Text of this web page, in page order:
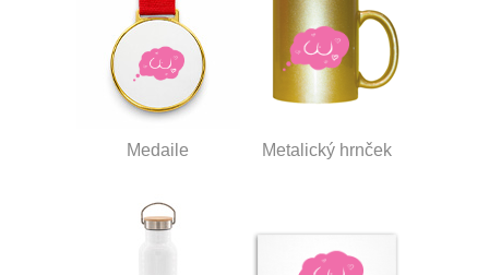
Medaile Metalický hrnček